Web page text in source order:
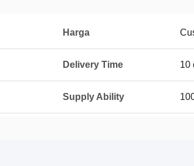
Harga
Delivery Time 10
Supply Ability